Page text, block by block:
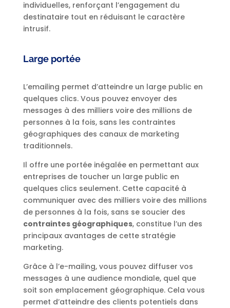
individuelles, renforçant l’engagement du
destinataire tout en réduisant le caractère
intrusif.
Large portée
L’emailing permet d’atteindre un large public en
quelques clics. Vous pouvez envoyer des
messages à des milliers voire des millions de
personnes à la fois, sans les contraintes
géographiques des canaux de marketing
traditionnels.
Il offre une portée inégalée en permettant aux
entreprises de toucher un large public en
quelques clics seulement. Cette capacité à
communiquer avec des milliers voire des millions
de personnes à la fois, sans se soucier des
contraintes géographiques, constitue l’un des
principaux avantages de cette stratégie
marketing.
Grâce à l’e-mailing, vous pouvez diffuser vos
messages à une audience mondiale, quel que
soit son emplacement géographique. Cela vous
permet d’atteindre des clients potentiels dans